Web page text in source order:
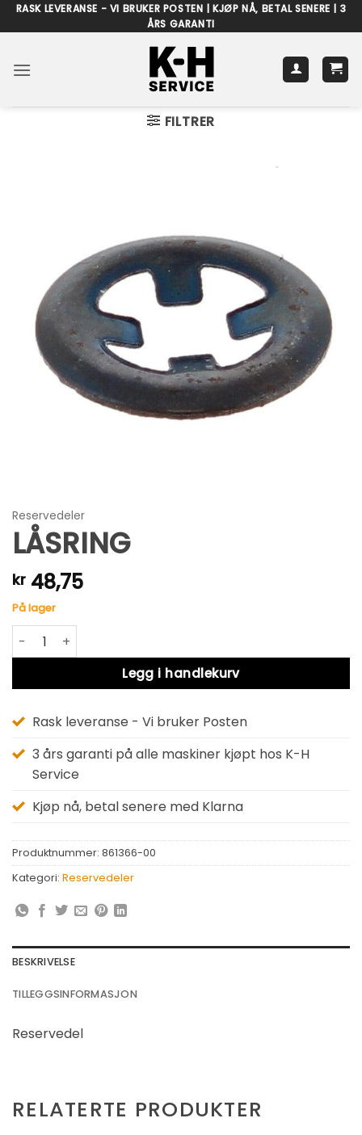
Skip
to
RASK LEVERANSE - VI BRUKER POSTEN | KJØP NÅ, BETAL SENERE | 3
ÅRS GARANTI
FILTRER
Reservedeler
LÅSRING
kr 48,75
På lager
LÅSRING antall
Legg i handlekurv
Alternative:
Rask leveranse - Vi bruker Posten
3 års garanti på alle maskiner kjøpt hos K-H
Service
Kjøp nå, betal senere med Klarna
Produktnummer: 861366-00
Kategori: Reservedeler
BESKRIVELSE
TILLEGGSINFORMASJON
Reservedel
RELATERTE PRODUKTER